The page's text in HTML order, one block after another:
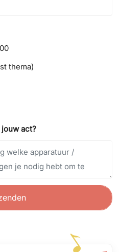
thema)
act?